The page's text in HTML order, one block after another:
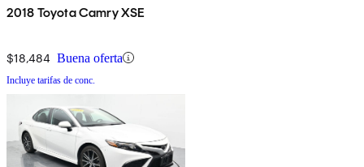
2018 Toyota Camry XSE
$18,484 Buena oferta
Incluye tarifas de conc.